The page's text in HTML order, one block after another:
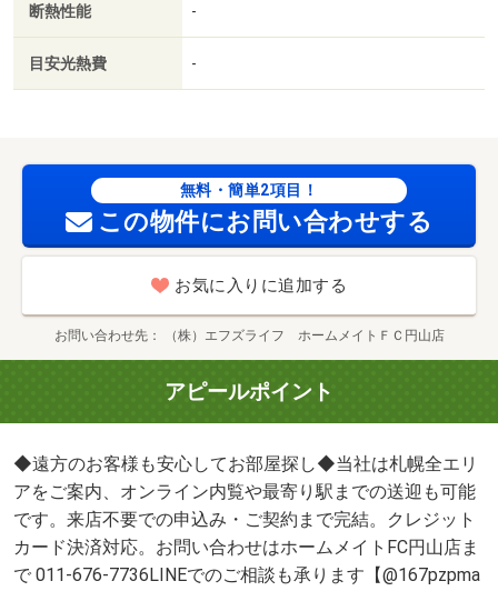
断熱性能 -
目安光熱費 -
無料・簡単2項目！
この物件にお問い合わせする
お気に入りに追加する
お問い合わせ先 （株）エフズライフ ホームメイトＦＣ円山店
アピールポイント
◆遠方のお客様も安心してお部屋探し◆当社は札幌全エリ
アをご案内、オンライン内覧や最寄り駅までの送迎も可能
です。来店不要での申込み・ご契約まで完結。クレジット
カード決済対応。お問い合わせはホームメイトFC円山店ま
で 011-676-7736LINEでのご相談も承ります【@167pzpma